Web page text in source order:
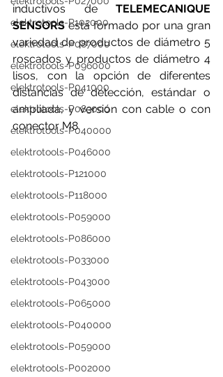
elektrotools-P102000
elektrotools-P087000
elektrotools-P096000
elektrotools-P041000
elektrotools-P083000
elektrotools-P040000
elektrotools-P046000
elektrotools-P121000
elektrotools-P118000
elektrotools-P059000
elektrotools-P086000
elektrotools-P033000
elektrotools-P043000
elektrotools-P065000
elektrotools-P040000
elektrotools-P059000
elektrotools-P002000
inductivos de TELEMECANIQUE
SENSORS está formado por una gran
variedad de productos de diámetro 5
roscados y productos de diámetro 4
lisos, con la opción de diferentes
distancias de detección, estándar o
ampliada, y versión con cable o con
conector M8.